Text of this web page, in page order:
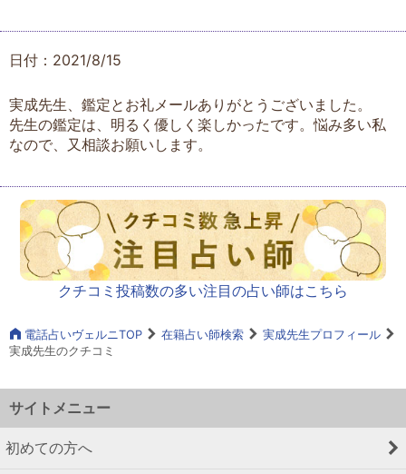
日付：2021/8/15
実成先生、鑑定とお礼メールありがとうございました。
先生の鑑定は、明るく優しく楽しかったです。悩み多い私
なので、又相談お願いします。
クチコミ投稿数の多い注目の占い師はこちら
電話占いヴェルニTOP 在籍占い師検索
実成先生プロフィール
実成先生のクチコミ
サイトメニュー
初めての方へ